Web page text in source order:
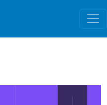
Перейти к основному